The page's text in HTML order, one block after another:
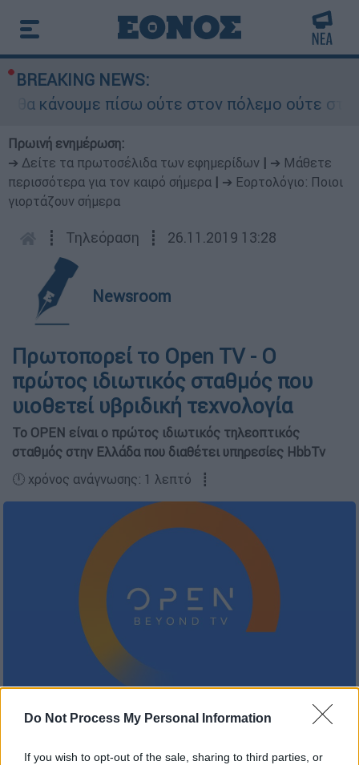
Do Not Process My Personal Information
If you wish to opt-out of the sale, sharing to third parties, or
BREAKING NEWS:
κάνουμε πίσω ούτε στον πόλεμο ούτε στις
Πρωινή ενημέρωση:
➔ Δείτε τα πρωτοσέλιδα των εφημερίδων
➔ Μάθετε
περισσότερα για τον καιρό σήμερα
➔ Εορτολόγιο: Ποιοι
γιορτάζουν σήμερα
┋ Τηλεόραση ┋ 26.11.2019 13:28
Newsroom
Πρωτοπορεί το Open TV - Ο
πρώτος ιδιωτικός σταθμός που
υιοθετεί υβριδική τεχνολογία
To ΟPEN είναι ο πρώτος ιδιωτικός τηλεοπτικός
σταθμός στην Ελλάδα που διαθέτει υπηρεσίες HbbTv
🕛 χρόνος ανάγνωσης: 1 λεπτό ┋